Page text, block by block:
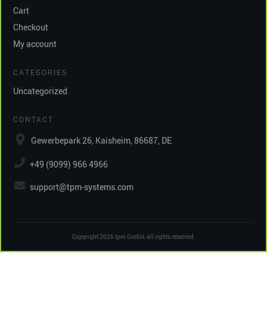
Cart
Checkout
My account
CATEGORIES
Uncategorized
CONTACT
Gewerbepark 26, Kaisheim, 86687, DE
+49 (9099) 966 4966
support@tpm-systems.com
Copyright2026 tpm GmbH, all rights reserved.